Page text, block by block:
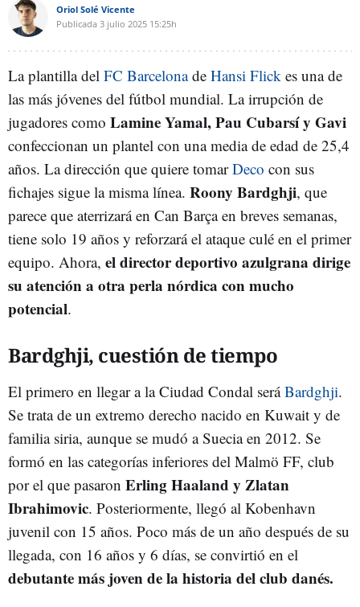
Oriol Solé Vicente
Publicada 3 julio 2025 15:25h
La plantilla del FC Barcelonade Hansi Flick es una de
las más jóvenes del fútbol mundial. La irrupción de
jugadores como Lamine Yamal, Pau Cubarsí y Gavi
confeccionan un plantel con una media de edad de 25,4
años. La dirección que quiere tomarDeco con sus
fichajes sigue la misma línea. Roony Bardghji, que
parece que aterrizará en Can Barça en breves semanas,
tiene solo 19 años y reforzará el ataque culé en el primer
equipo. Ahora, el director deportivo azulgrana dirige
su atención a otra perla nórdica con mucho
potencial.
Bardghji, cuestión de tiempo
El primero en llegar a la Ciudad Condal seráBardghji.
Se trata de un extremo derecho nacido en Kuwait y de
familia siria, aunque se mudó a Suecia en 2012. Se
formó en las categorías inferiores del Malmö FF, club
por el que pasaron Erling Haaland y Zlatan
Ibrahimovic. Posteriormente, llegó al Kobenhavn
juvenil con 15 años. Poco más de un año después de su
llegada, con 16 años y 6 días, se convirtió en el
debutante más joven de la historia del club danés.